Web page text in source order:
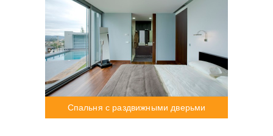
Спальня с раздвижными дверьми